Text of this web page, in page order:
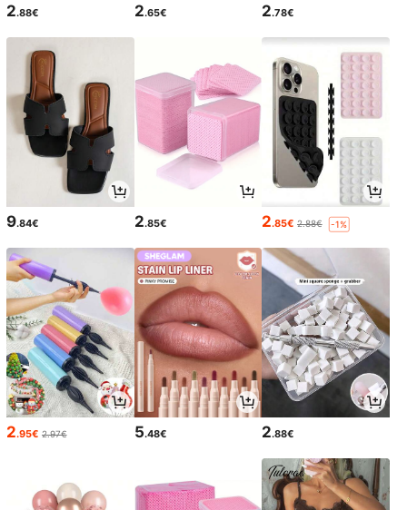
2.88€ 2.65€ 2.78€
9.84€ 2.85€ 2.85€ 2.88€ -1%
2.95€ 2.97€ 5.48€ 2.88€